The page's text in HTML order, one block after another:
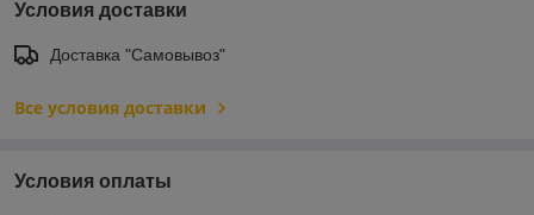
Условия доставки
Доставка "Самовывоз"
Все условия доставки
Условия оплаты